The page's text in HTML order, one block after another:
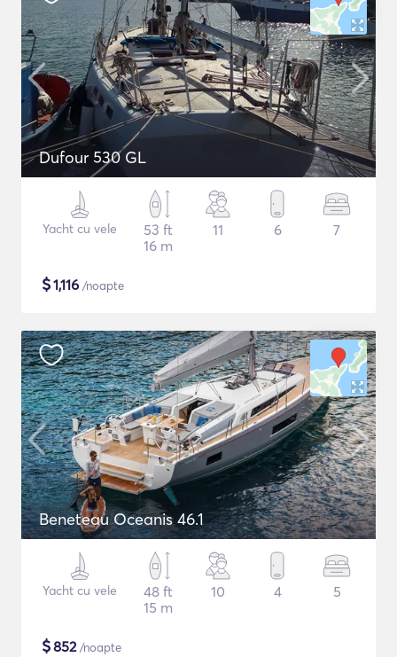
Dufour 530 GL
Yacht cu vele
53 ft
16 m
11 6 7
$1,116 /noapte
Beneteau Oceanis 46.1
Yacht cu vele
48 ft
15 m
10 4 5
$852/noapte